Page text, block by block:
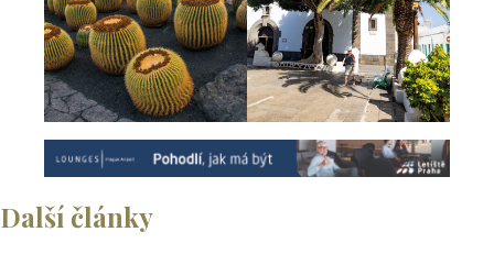
Další články